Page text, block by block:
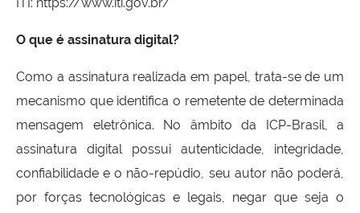
ITI: https://www.iti.gov.br/
O que é assinatura digital?
Como a assinatura realizada em papel, trata-se de um
mecanismo que identifica o remetente de determinada
mensagem eletrônica. No âmbito da ICP-Brasil, a
assinatura digital possui autenticidade, integridade,
confiabilidade e o não-repúdio, seu autor não poderá,
por forças tecnológicas e legais, negar que seja o